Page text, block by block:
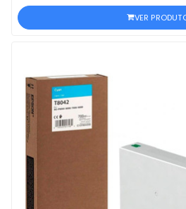
VER